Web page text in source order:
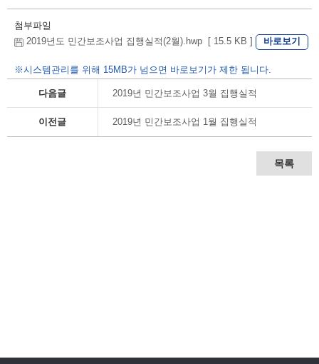
첨부파일
2019년도 민간보조사업 집행실적(2월).hwp [ 15.5 KB ]
바로보기
※시스템관리를 위해 15MB가 넘으면 바로보기가 제한 됩니다.
다음글 2019년 민간보조사업 3월 집행실적
이전글 2019년 민간보조사업 1월 집행실적
목록